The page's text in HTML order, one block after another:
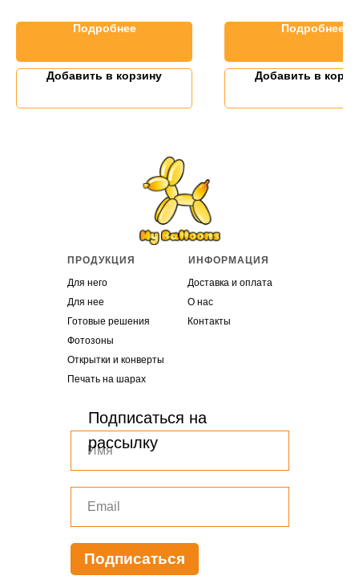
Подробнее
Добавить в корзину
Подробнее
Добавить в
ПРОДУКЦИЯ
Для него
Для нее
Готовые решения
Фотозоны
Открытки и конверты
Печать на шарах
ИНФОРМАЦИЯ
Доставка и оплата
О нас
Контакты
Подписаться
Подписаться на
рассылку